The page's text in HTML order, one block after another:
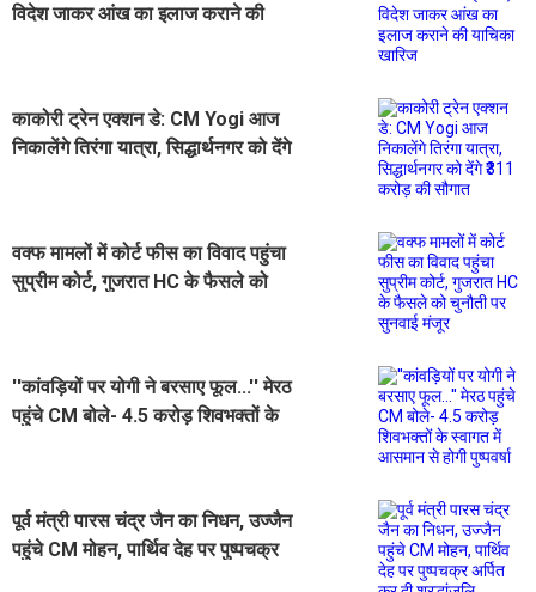
विदेश जाकर आंख का इलाज कराने की
काकोरी ट्रेन एक्शन डे: CM Yogi आज
निकालेंगे तिरंगा यात्रा, सिद्धार्थनगर को देंगे
वक्फ मामलों में कोर्ट फीस का विवाद पहुंचा
सुप्रीम कोर्ट, गुजरात HC के फैसले को
''कांवड़ियों पर योगी ने बरसाए फूल...'' मेरठ
पहुंचे CM बोले- 4.5 करोड़ शिवभक्तों के
पूर्व मंत्री पारस चंद्र जैन का निधन, उज्जैन
पहुंचे CM मोहन, पार्थिव देह पर पुष्पचक्र